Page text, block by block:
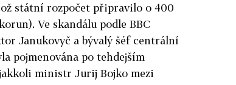
státní rozpočet připravilo o 400
Ve skandálu podle BBC
Janukovyč a bývalý šéf centrální
pojmenována po tehdejším
ministr Jurij Bojko mezi